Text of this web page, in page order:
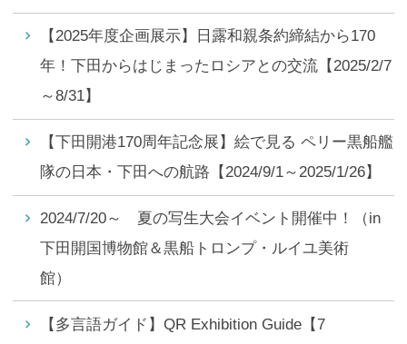
【2025年度企画展示】日露和親条約締結から170
年！下田からはじまったロシアとの交流【2025/2/7
～8/31】
【下田開港170周年記念展】絵で見る ペリー黒船艦
隊の日本・下田への航路【2024/9/1～2025/1/26】
2024/7/20～ 夏の写生大会イベント開催中！（in
下田開国博物館＆黒船トロンプ・ルイユ美術
館）
【多言語ガイド】QR Exhibition Guide【7